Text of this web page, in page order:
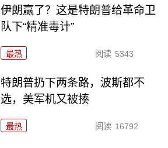
伊朗赢了？这是特朗普给革命卫
队下“精准毒计”
最热 阅读 5343
特朗普扔下两条路，波斯都不
选，美军机又被揍
最热 阅读 16792